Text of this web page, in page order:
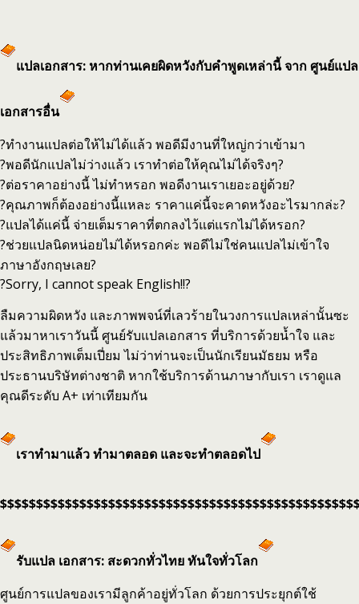
แปลเอกสาร: หากท่านเคยผิดหวังกับคำพูดเหล่านี้ จาก ศูนย์แปล
เอกสารอื่น
?ทำงานแปลต่อให้ไม่ได้แล้ว พอดีมีงานที่ใหญ่กว่าเข้ามา
?พอดีนักแปลไม่ว่างแล้ว เราทำต่อให้คุณไม่ได้จริงๆ?
?ต่อราคาอย่างนี้ ไม่ทำหรอก พอดีงานเราเยอะอยู่ด้วย?
?คุณภาพก็ต้องอย่างนี้แหละ ราคาแค่นี้จะคาดหวังอะไรมากล่ะ?
?แปลได้แค่นี้ จ่ายเต็มราคาที่ตกลงไว้แต่แรกไม่ได้หรอก?
?ช่วยแปลนิดหน่อยไม่ได้หรอกค่ะ พอดีไม่ใช่คนแปลไม่เข้าใจ
ภาษาอังกฤษเลย?
?Sorry, I cannot speak English!!?
ลืมความผิดหวัง และภาพพจน์ที่เลวร้ายในวงการแปลเหล่านั้นซะ
แล้วมาหาเราวันนี้ ศูนย์รับแปลเอกสาร ที่บริการด้วยน้ำใจ และ
ประสิทธิภาพเต็มเปี่ยม ไม่ว่าท่านจะเป็นนักเรียนมัธยม หรือ
ประธานบริษัทต่างชาติ หากใช้บริการด้านภาษากับเรา เราดูแล
คุณดีระดับ A+ เท่าเทียมกัน
เราทำมาแล้ว ทำมาตลอด และจะทำตลอดไป
รับแปล เอกสาร: สะดวกทั่วไทย ทันใจทั่วโลก
ศูนย์การแปลของเรามีลูกค้าอยู่ทั่วโลก ด้วยการประยุกต์ใช้